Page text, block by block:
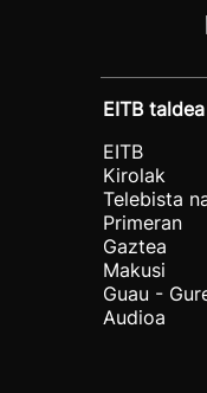
EITB taldea
EITB
Kirolak
Telebista
Primeran
Gaztea
Makusi
Guau -
Audioa